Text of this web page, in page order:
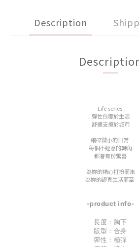
Description
Life series.
彈性包覆於生活
舒適支撐於城市
細碎微小的日常
每個不經意的轉角
都會有份驚喜
為妳的精心打扮而來
為妳的認真生活而至
-product info-
長度：胸下
版型：合身
彈性：極彈